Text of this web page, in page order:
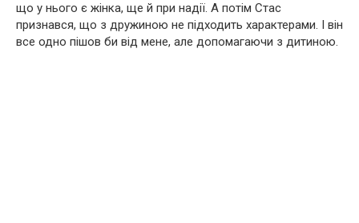
що у нього є жінка, ще й при надії. А потім Стас
признався, що з дружиною не підходить характерами. І він
все одно пішов би від мене, але допомагаючи з дитиною.